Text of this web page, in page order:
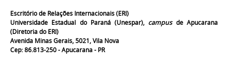
Escritório de Relações Internacionais (ERI)
Universidade Estadual do Paraná (Unespar), campusde Apucarana
(Diretoria do ERI)
Avenida Minas Gerais, 5021, Vila Nova
Cep: 86.813-250 - Apucarana - PR